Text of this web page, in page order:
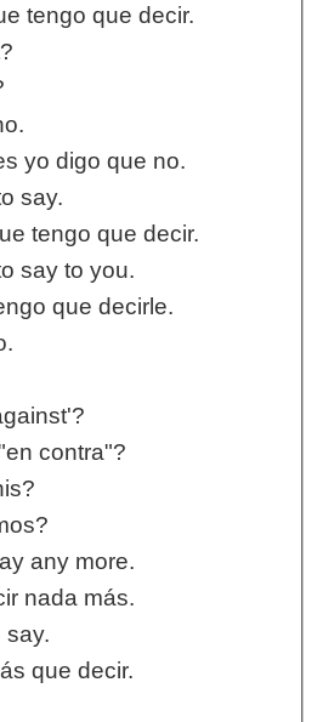
tengo que decir.
yo digo que no.
say.
tengo que decir.
say to you.
que decirle.
contra"?
any more.
nada más.
say.
que decir.